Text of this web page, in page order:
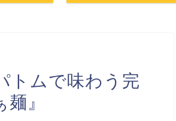
トムで味わう完
』